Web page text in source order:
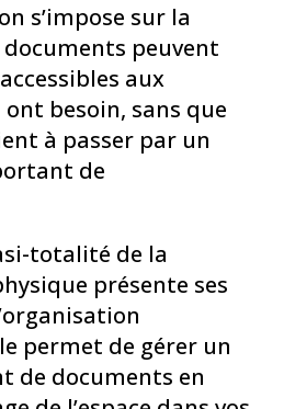
s’impose sur la
peuvent
aux
besoin, sans que
à passer par un
de
totalité de la
présente ses
permet de gérer un
de documents en